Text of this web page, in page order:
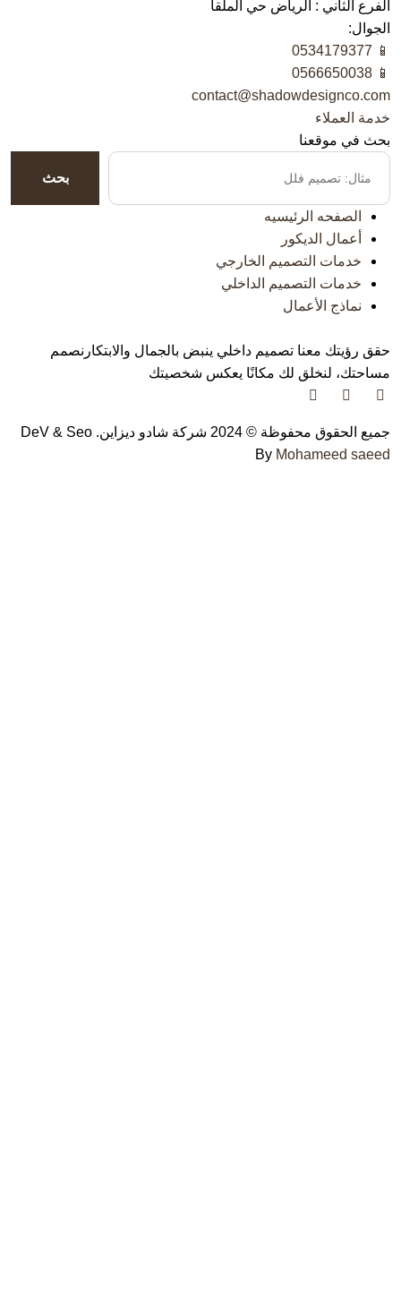
الفرع الثاني : الرياض حي الملقا
الجوال:
📱 0534179377
📱 0566650038
contact@shadowdesignco.com
خدمة العملاء
بحث في موقعنا
بحث
الصفحه الرئيسيه
أعمال الديكور
خدمات التصميم الخارجي
خدمات التصميم الداخلي
نماذج الأعمال
حقق رؤيتك معنا تصميم داخلي ينبض بالجمال والابتكار نصمم
مساحتك، لنخلق لك مكانًا يعكس شخصيتك
جميع الحقوق محفوظة © 2024 شركة شادو ديزاين. DeV & Seo
By Mohameed saeed